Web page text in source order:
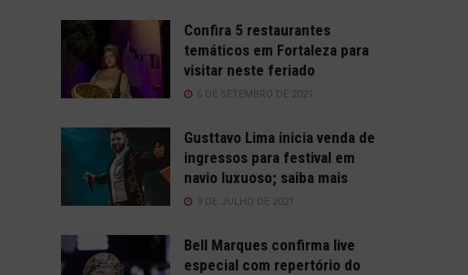
Confira 5 restaurantes
temáticos em Fortaleza para
visitar neste feriado
6 DE SETEMBRO DE 2021
Gusttavo Lima inicia venda de
ingressos para festival em
navio luxuoso; saiba mais
9 DE JULHO DE 2021
Bell Marques confirma live
especial com repertório do